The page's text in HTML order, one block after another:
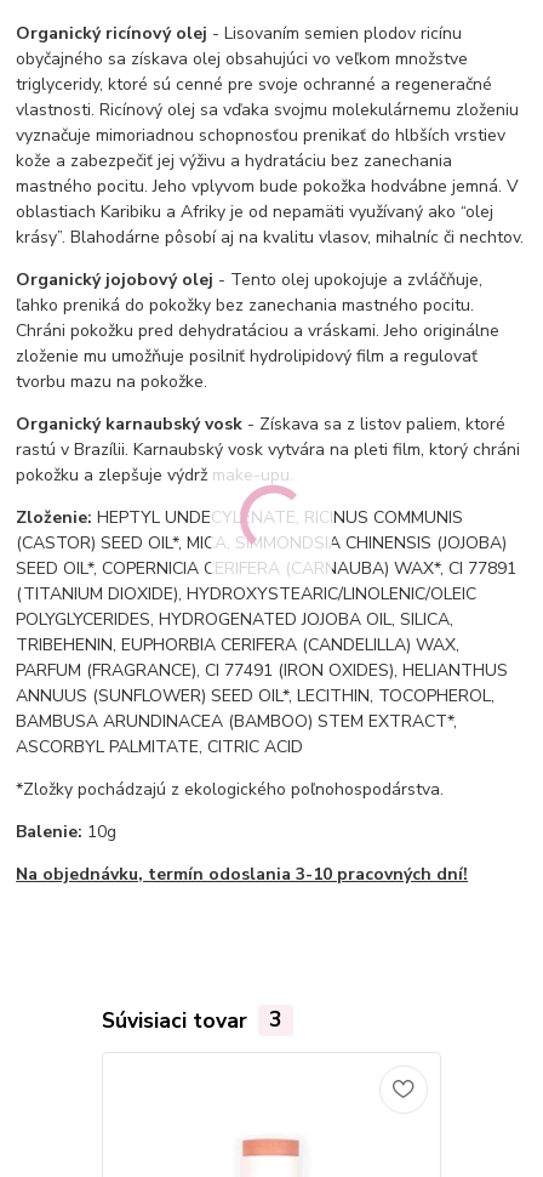
Organický ricínový olej - Lisovaním semien plodov ricínu
obyčajného sa získava olej obsahujúci vo veľkom množstve
triglyceridy, ktoré sú cenné pre svoje ochranné a regeneračné
vlastnosti. Ricínový olej sa vďaka svojmu molekulárnemu zloženiu
vyznačuje mimoriadnou schopnosťou prenikať do hlbších vrstiev
kože a zabezpečiť jej výživu a hydratáciu bez zanechania
mastného pocitu. Jeho vplyvom bude pokožka hodvábne jemná. V
oblastiach Karibiku a Afriky je od nepamäti využívaný ako “olej
krásy”. Blahodárne pôsobí aj na kvalitu vlasov, mihalníc či nechtov.
Organický jojobový olej - Tento olej upokojuje a zvláčňuje,
ľahko preniká do pokožky bez zanechania mastného pocitu.
Chráni pokožku pred dehydratáciou a vráskami. Jeho originálne
zloženie mu umožňuje posilniť hydrolipidový film a regulovať
tvorbu mazu na pokožke.
Organický karnaubský vosk - Získava sa z listov paliem, ktoré
rastú v Brazílii. Karnaubský vosk vytvára na pleti film, ktorý chráni
pokožku a zlepšuje výdrž make-upu.
Zloženie: HEPTYL UNDECYLENATE, RICINUS COMMUNIS
(CASTOR) SEED OIL*, MICA, SIMMONDSIA CHINENSIS (JOJOBA)
SEED OIL*, COPERNICIA CERIFERA (CARNAUBA) WAX*, CI 77891
(TITANIUM DIOXIDE), HYDROXYSTEARIC/LINOLENIC/OLEIC
POLYGLYCERIDES, HYDROGENATED JOJOBA OIL, SILICA,
TRIBEHENIN, EUPHORBIA CERIFERA (CANDELILLA) WAX,
PARFUM (FRAGRANCE), CI 77491 (IRON OXIDES), HELIANTHUS
ANNUUS (SUNFLOWER) SEED OIL*, LECITHIN, TOCOPHEROL,
BAMBUSA ARUNDINACEA (BAMBOO) STEM EXTRACT*,
ASCORBYL PALMITATE, CITRIC ACID
*Zložky pochádzajú z ekologického poľnohospodárstva.
Balenie: 10g
Na objednávku, termín odoslania 3-10 pracovných dní!
Súvisiaci tovar 3